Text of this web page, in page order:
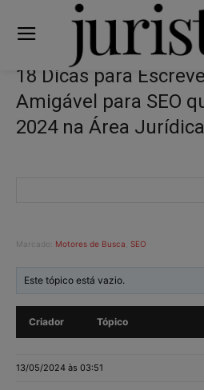
18 Dicas para
Amigável para SEO
2024 na Área Jurídica
Marcado: Motores de Busca SEO
Este tópico está vazio.
Criador Tópico
13/05/2024 às 03:51